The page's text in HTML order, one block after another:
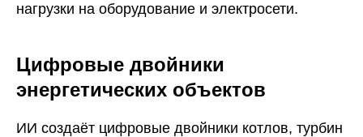
нагрузки на оборудование и электросети.
Цифровые двойники
энергетических объектов
ИИ создаёт цифровые двойники котлов, турбин